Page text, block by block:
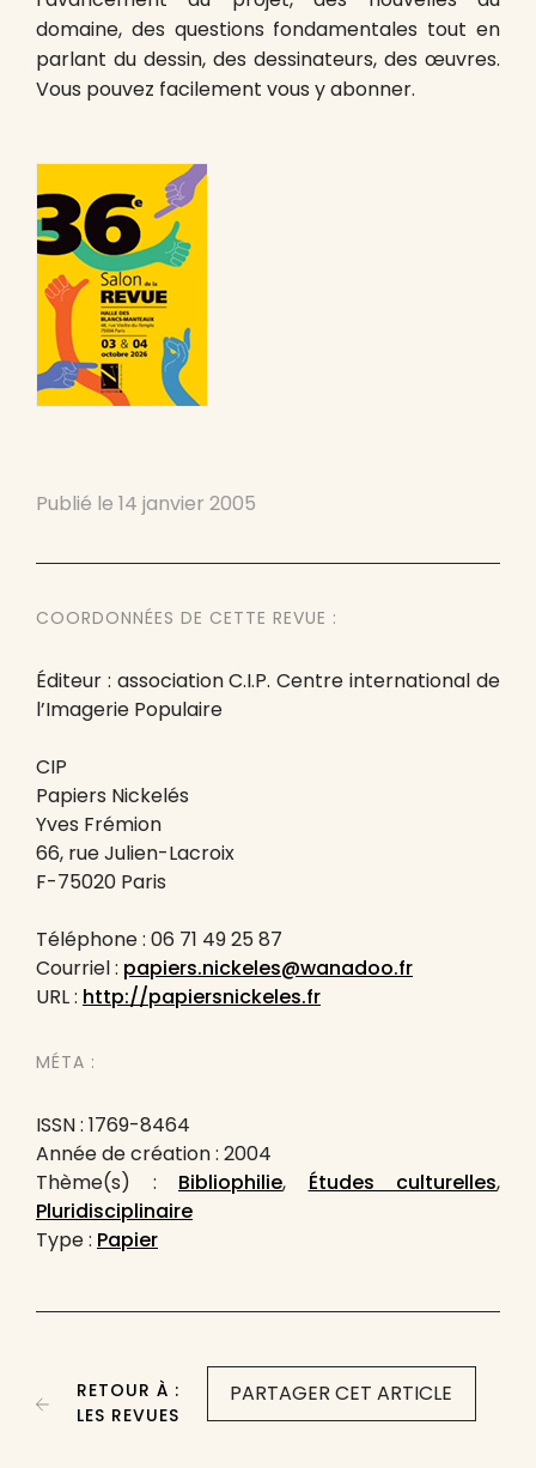
domaine, des questions fondamentales tout en
parlant du dessin, des dessinateurs, des œuvres.
Vous pouvez facilement vous y abonner.
Publié le 14 janvier 2005
COORDONNÉES DE CETTE REVUE :
Éditeur : association C.I.P. Centre international de
l’Imagerie Populaire
CIP
Papiers Nickelés
Yves Frémion
66, rue Julien-Lacroix
F-75020 Paris
Téléphone : 06 71 49 25 87
Courriel : papiers.nickeles@wanadoo.fr
URL : http://papiersnickeles.fr
MÉTA :
ISSN : 1769-8464
Année de création : 2004
Thème(s) : Bibliophilie, Études culturelles,
Pluridisciplinaire
Type : Papier
PARTAGER CET ARTICLE
RETOUR À :
LES REVUES